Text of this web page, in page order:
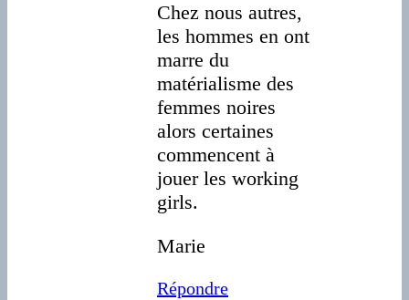
Chez nous autres,
les hommes en ont
marre du
matérialisme des
femmes noires
alors certaines
commencent à
jouer les working
girls.
Marie
Répondre